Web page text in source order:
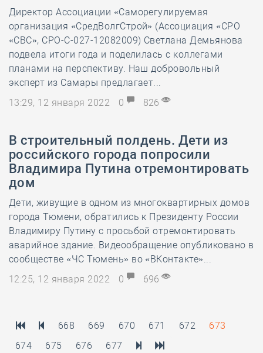
Директор Ассоциации «Саморегулируемая
организация «СредВолгСтрой» (Ассоциация «СРО
«СВС», СРО-С-027-12082009) Светлана Демьянова
подвела итоги года и поделилась с коллегами
планами на перспективу. Наш добровольный
эксперт из Самары предлагает...
13:29, 12 января 2022
0 826
В строительный полдень. Дети из
российского города попросили
Владимира Путина отремонтировать
дом
Дети, живущие в одном из многоквартирных домов
города Тюмени, обратились к Президенту России
Владимиру Путину с просьбой отремонтировать
аварийное здание. Видеообращение опубликовано в
сообществе «ЧС Тюмень» во «ВКонтакте»...
12:25, 12 января 2022
0 696
668 669 670 671 672
673
674
675 676 677